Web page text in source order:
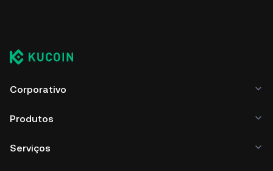
Corporativo
Produtos
Serviços